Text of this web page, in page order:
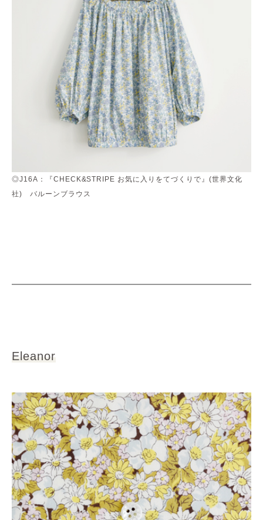
◎J16A：『CHECK&STRIPE お気に入りをてづくりで』(世界文化
社) バルーンブラウス
Eleanor